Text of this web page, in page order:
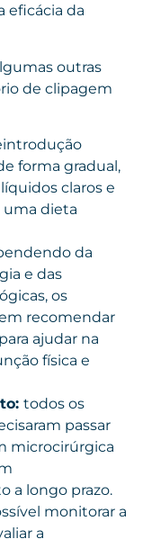
eficácia da
outras
de clipagem
forma gradual,
claros e
uma dieta
da
e das
os
recomendar
ajudar na
física e
todos os
passar
microcirúrgica
a longo prazo.
monitorar a
a